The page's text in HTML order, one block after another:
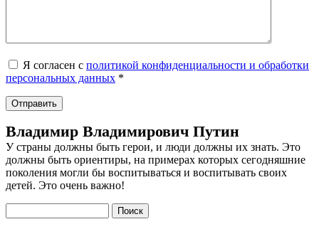
Я согласен с политикой конфиденциальности и обработки
персональных данных *
Владимир Владимирович Путин
У страны должны быть герои, и люди должны их знать. Это
должны быть ориентиры, на примерах которых сегодняшние
поколения могли бы воспитываться и воспитывать своих
детей. Это очень важно!
Поиск